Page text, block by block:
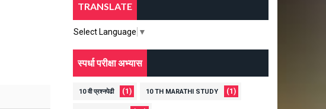
TRANSLATE
Select Language ▼
स्पर्धा परीक्षा अभ्यास
10 वी प्रश्नपेढी (1) 10 TH MARATHI STUDY (1)